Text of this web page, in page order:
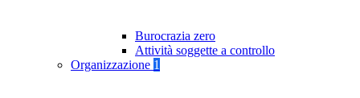
Burocrazia zero
Attività soggette a controllo
Organizzazione 1